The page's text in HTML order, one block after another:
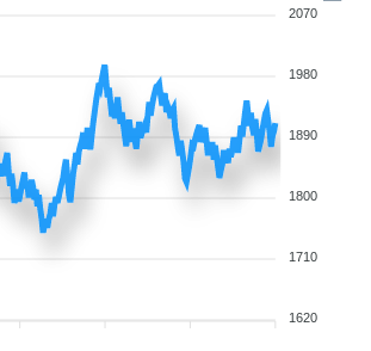
2070
1980
1890
1800
1710
1620